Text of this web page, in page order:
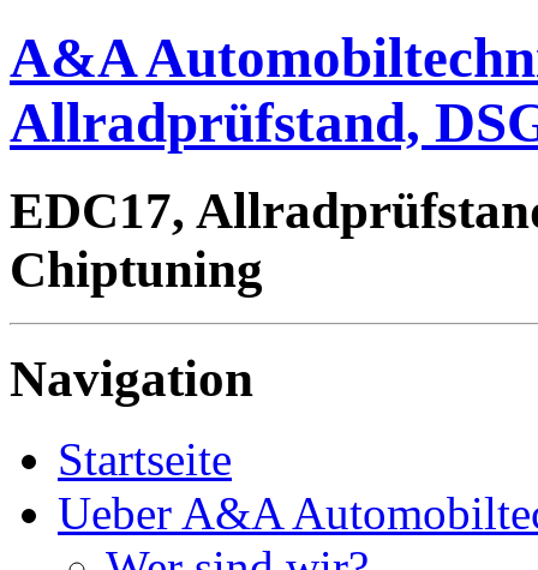
A&A
Allradprüfstand,
EDC17,
Chiptuning
Navigation
Startseite
Ueber A&A